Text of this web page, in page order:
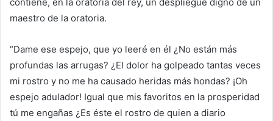
maestro de la oratoria.
“Dame ese espejo, que yo leeré en él ¿No están más
profundas las arrugas? ¿El dolor ha golpeado tantas veces
mi rostro y no me ha causado heridas más hondas? ¡Oh
espejo adulador! Igual que mis favoritos en la prosperidad
tú me engañas ¿Es éste el rostro de quien a diario